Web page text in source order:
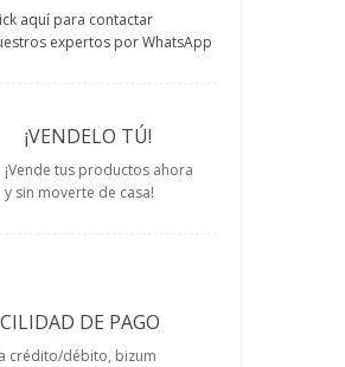
aquí para contactar
expertos por WhatsApp
¡VENDELO TÚ!
¡Vende tus productos ahora
y sin moverte de casa!
DE PAGO
crédito/débito, bizum